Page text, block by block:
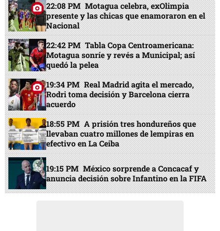
22:08 PM Motagua celebra, exOlimpia
presente y las chicas que enamoraron en el
Nacional
22:42 PM Tabla Copa Centroamericana:
Motagua sonríe y revés a Municipal; así
quedó la pelea
19:34 PM Real Madrid agita el mercado,
Rodri toma decisión y Barcelona cierra
acuerdo
18:55 PM A prisión tres hondureños que
llevaban cuatro millones de lempiras en
efectivo en La Ceiba
19:15 PM México sorprende a Concacaf y
anuncia decisión sobre Infantino en la FIFA